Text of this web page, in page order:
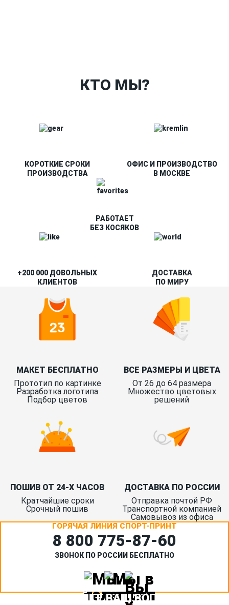
КТО МЫ?
КОРОТКИЕ СРОКИ
ПРОИЗВОДСТВА
ОФИС И ПРОИЗВОДСТВО
В МОСКВЕ
РАБОТАЕТ
БЕЗ КОСЯКОВ
+200 000 ДОВОЛЬНЫХ
КЛИЕНТОВ
ДОСТАВКА
ПО МИРУ
МАКЕТ БЕСПЛАТНО
Прототип по картинке
Разработка логотипа
Подбор цветов
ВСЕ РАЗМЕРЫ И ЦВЕТА
От 26 до 64 размера
Множество цветовых
решений
ПОШИВ ОТ 24-Х ЧАСОВ
Кратчайшие сроки
Срочный пошив
ДОСТАВКА ПО РОССИИ
Отправка почтой РФ
Транспортной компанией
Самовывоз из офиса
ГОРЯЧАЯ ЛИНИЯ СПОРТ-ПРИНТ
8 800 775‑87-60
ЗВОНОК ПО РОССИИ БЕСПЛАТНО
ЗАДАЙТЕ ВАШ ВОПРОС